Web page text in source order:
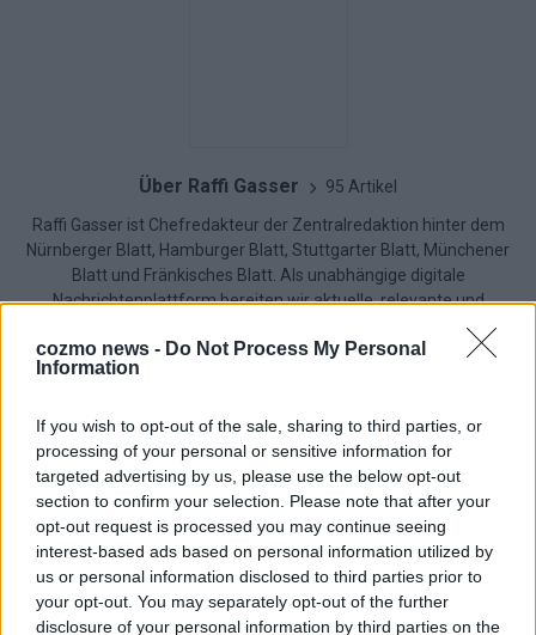
cozmo news - Do Not Process My Personal
Information
If you wish to opt-out of the sale, sharing to third parties, or
processing of your personal or sensitive information for
targeted advertising by us, please use the below opt-out
section to confirm your selection. Please note that after your
opt-out request is processed you may continue seeing
interest-based ads based on personal information utilized by
us or personal information disclosed to third parties prior to
your opt-out. You may separately opt-out of the further
disclosure of your personal information by third parties on the
Über Raffi Gasser 95 Artikel
Raffi Gasser ist Chefredakteur der Zentralredaktion hinter dem
Nürnberger Blatt, Hamburger Blatt, Stuttgarter Blatt, Münchener
Blatt und Fränkisches Blatt. Als unabhängige digitale
Nachrichtenplattform bereiten wir aktuelle, relevante und
hintergründige Themen für unsere vielfältige Leserschaft auf.
Unsere Redaktion verbindet journalistische Qualität mit
innovativen Erzählformen – klar, ehrlich und nah am Puls der
KOMMENTARE
Hinterlasse einen Kommentar